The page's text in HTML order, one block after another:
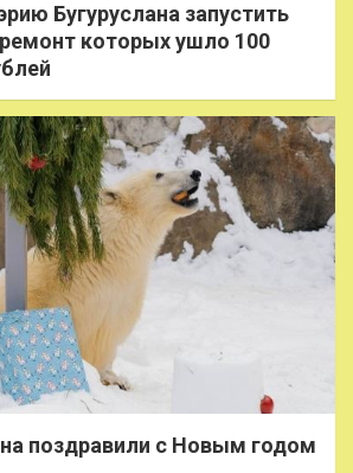
Бугуруслана запустить
которых ушло 100
поздравили с Новым годом